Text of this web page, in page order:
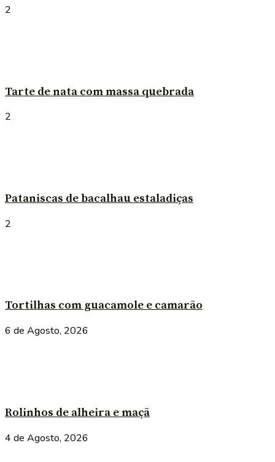
2
Tarte de nata com massa quebrada
2
Pataniscas de bacalhau estaladiças
2
Tortilhas com guacamole e camarão
6 de Agosto, 2026
Rolinhos de alheira e maçã
4 de Agosto, 2026